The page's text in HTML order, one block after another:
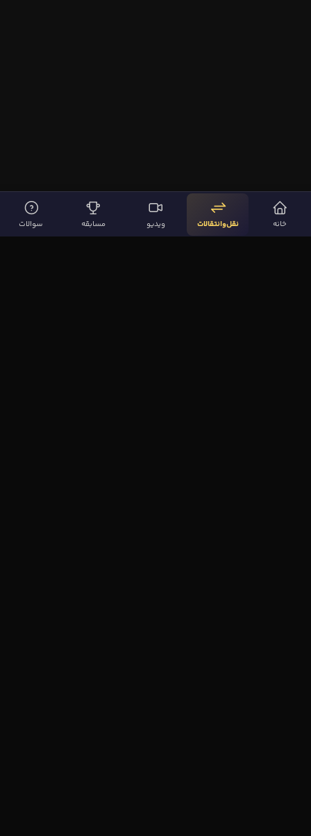
خانه نقل‌وانتقالات ویدیو مسابقه سوالات